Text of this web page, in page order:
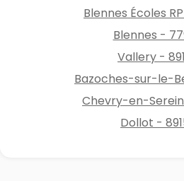
Blennes Écoles
Blennes -
Vallery -
Bazoches-sur-le-
Chevry-en-
Dollot -